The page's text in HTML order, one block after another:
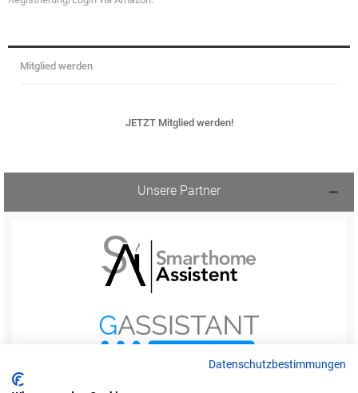
Mitglied werden
JETZT Mitglied werden!
Unsere Partner
Datenschutzbestimmungen